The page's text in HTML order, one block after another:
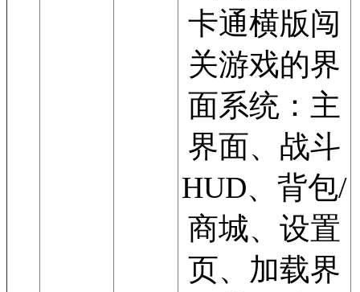
卡通横版闯
关游戏的界
面系统：主
界面、战斗
HUD、背包/
商城、设置
页、加载界